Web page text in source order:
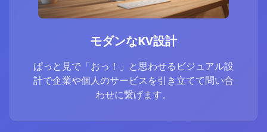
モダンなKV設計
ぱっと見で「おっ！」と思わせるビジュアル設
計で企業や個人のサービスを引き立てて問い合
わせに繋げます。